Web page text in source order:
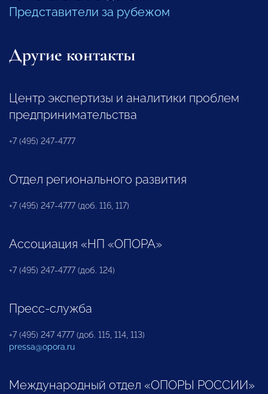
Представители за рубежом
Другие контакты
Центр экспертизы и аналитики проблем
предпринимательства
+7 (495) 247-4777
Отдел регионального развития
+7 (495) 247-4777 (доб. 116, 117)
Ассоциация «НП «ОПОРА»
+7 (495) 247-4777 (доб. 124)
Пресс-служба
+7 (495) 247 4777 (доб. 115, 114, 113)
pressa@opora.ru
Международный отдел «ОПОРЫ РОССИИ»